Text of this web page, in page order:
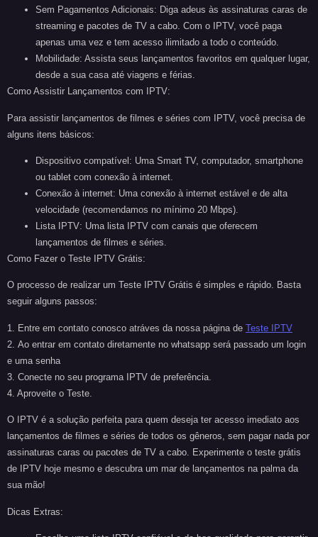
Sem Pagamentos Adicionais: Diga adeus às assinaturas caras de
streaming e pacotes de TV a cabo. Com o IPTV, você paga
apenas uma vez e tem acesso ilimitado a todo o conteúdo.
Mobilidade: Assista seus lançamentos favoritos em qualquer lugar,
desde a sua casa até viagens e férias.
Como Assistir Lançamentos com IPTV:
Para assistir lançamentos de filmes e séries com IPTV, você precisa de
alguns itens básicos:
Dispositivo compatível: Uma Smart TV, computador, smartphone
ou tablet com conexão à internet.
Conexão à internet: Uma conexão à internet estável e de alta
velocidade (recomendamos no mínimo 20 Mbps).
Lista IPTV: Uma lista IPTV com canais que oferecem
lançamentos de filmes e séries.
Como Fazer o Teste IPTV Grátis:
O processo de realizar um Teste IPTV Grátis é simples e rápido. Basta
seguir alguns passos:
1. Entre em contato conosco atráves da nossa página de Teste IPTV
2. Ao entrar em contato diretamente no whatsapp será passado um login
e uma senha
3. Conecte no seu programa IPTV de preferência.
4. Aproveite o Teste.
O IPTV é a solução perfeita para quem deseja ter acesso imediato aos
lançamentos de filmes e séries de todos os gêneros, sem pagar nada por
assinaturas caras ou pacotes de TV a cabo. Experimente o teste grátis
de IPTV hoje mesmo e descubra um mar de lançamentos na palma da
sua mão!
Dicas Extras: